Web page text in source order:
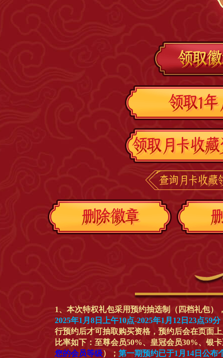
1、本次特权礼包采用预约抽选制（四档礼包
2025年1月8日上午10点-2025年1月12日23点59
行预约后才可抽取购买资格，预约后会在页面
比率如下：至尊会员50%、皇冠会员30%、银
您的会员等级）； 第一期预约已于1月14日公布